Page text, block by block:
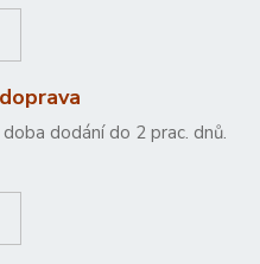
dodání do 2 prac. dnů.